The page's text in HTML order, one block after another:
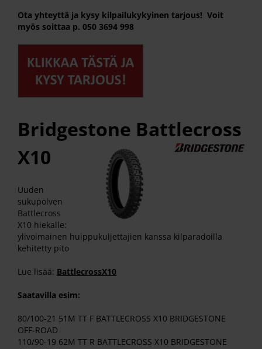
Ota yhteyttä ja kysy kilpailukykyinen tarjous! Voit
myös soittaa p. 050 3694 998
Bridgestone Battlecross
X10
Uuden
sukupolven
Battlecross
X10 hiekalle:
ylivoimainen huippukuljettajien kanssa kilparadoilla
kehitetty pito
Lue lisää: BattlecrossX10
Saatavilla esim:
80/100-21 51M TT F BATTLECROSS X10 BRIDGESTONE
OFF-ROAD
110/90-19 62M TT R BATTLECROSS X10 BRIDGESTONE